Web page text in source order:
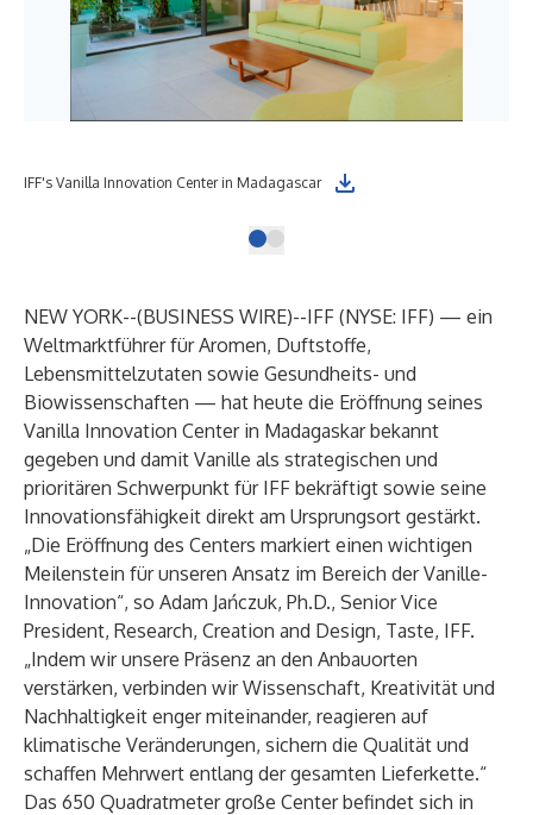
IFF's Vanilla Innovation Center in Madagascar
NEW YORK--(BUSINESS WIRE)--IFF (NYSE: IFF) — ein
Weltmarktführer für Aromen, Duftstoffe,
Lebensmittelzutaten sowie Gesundheits- und
Biowissenschaften — hat heute die Eröffnung seines
Vanilla Innovation Center in Madagaskar bekannt
gegeben und damit Vanille als strategischen und
prioritären Schwerpunkt für IFF bekräftigt sowie seine
Innovationsfähigkeit direkt am Ursprungsort gestärkt.
„Die Eröffnung des Centers markiert einen wichtigen
Meilenstein für unseren Ansatz im Bereich derVanille-
Innovation“, so Adam Jańczuk, Ph.D., Senior Vice
President, Research, Creation and Design, Taste, IFF.
„Indem wir unsere Präsenz an den Anbauorten
verstärken, verbinden wir Wissenschaft, Kreativität und
Nachhaltigkeit enger miteinander, reagieren auf
klimatische Veränderungen, sichern die Qualität und
schaffen Mehrwert entlang der gesamten Lieferkette.“
Das 650 Quadratmeter große Center befindet sich in